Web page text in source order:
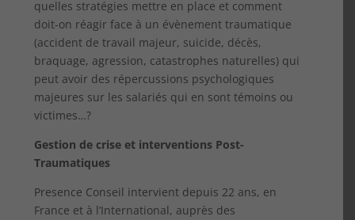
quelles stratégies mettre en place et comment
doit-on réagir face à un évènement traumatique
(accident de travail majeur, suicide, décès,
braquage, agression, catastrophes naturelles) qui
peut avoir des répercussions psychologiques
majeures sur les salariés qui en sont témoins ou
victimes…?
Gestion de crise et interventions Post-
Traumatiques
Presence Conseil intervient depuis 22 ans, en
France et à l’International, auprès des